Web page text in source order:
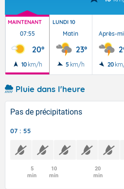
MAINTENANT
07:55
20°
10 km/h
LUNDI 10
Matin
23°
5 km/h
Après-
20
Pluie dans l'heure
Pas de précipitations
07 : 55
5
min
10
min
20
min